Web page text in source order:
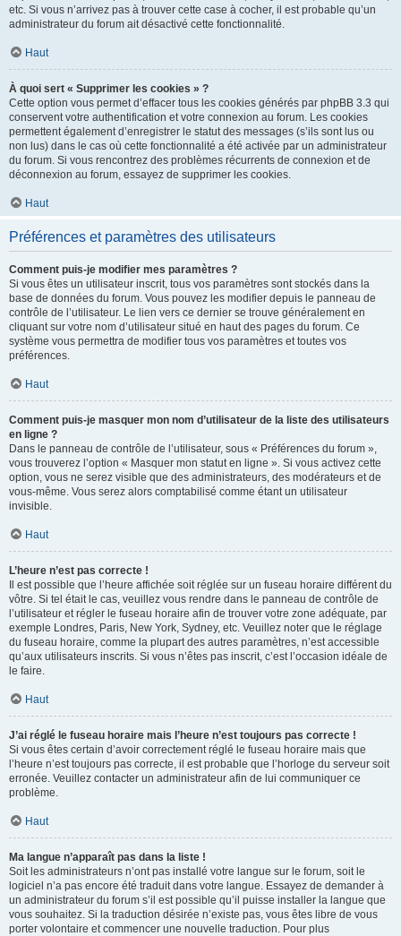
etc. Si vous n’arrivez pas à trouver cette case à cocher, il est probable qu’un
administrateur du forum ait désactivé cette fonctionnalité.
Haut
À quoi sert « Supprimer les cookies » ?
Cette option vous permet d’effacer tous les cookies générés par phpBB 3.3 qui
conservent votre authentification et votre connexion au forum. Les cookies
permettent également d’enregistrer le statut des messages (s’ils sont lus ou
non lus) dans le cas où cette fonctionnalité a été activée par un administrateur
du forum. Si vous rencontrez des problèmes récurrents de connexion et de
déconnexion au forum, essayez de supprimer les cookies.
Haut
Préférences et paramètres des utilisateurs
Comment puis-je modifier mes paramètres ?
Si vous êtes un utilisateur inscrit, tous vos paramètres sont stockés dans la
base de données du forum. Vous pouvez les modifier depuis le panneau de
contrôle de l’utilisateur. Le lien vers ce dernier se trouve généralement en
cliquant sur votre nom d’utilisateur situé en haut des pages du forum. Ce
système vous permettra de modifier tous vos paramètres et toutes vos
préférences.
Haut
Comment puis-je masquer mon nom d’utilisateur de la liste des utilisateurs
en ligne ?
Dans le panneau de contrôle de l’utilisateur, sous « Préférences du forum »,
vous trouverez l’option « Masquer mon statut en ligne ». Si vous activez cette
option, vous ne serez visible que des administrateurs, des modérateurs et de
vous-même. Vous serez alors comptabilisé comme étant un utilisateur
invisible.
Haut
L’heure n’est pas correcte !
Il est possible que l’heure affichée soit réglée sur un fuseau horaire différent du
vôtre. Si tel était le cas, veuillez vous rendre dans le panneau de contrôle de
l’utilisateur et régler le fuseau horaire afin de trouver votre zone adéquate, par
exemple Londres, Paris, New York, Sydney, etc. Veuillez noter que le réglage
du fuseau horaire, comme la plupart des autres paramètres, n’est accessible
qu’aux utilisateurs inscrits. Si vous n’êtes pas inscrit, c’est l’occasion idéale de
le faire.
Haut
J’ai réglé le fuseau horaire mais l’heure n’est toujours pas correcte !
Si vous êtes certain d’avoir correctement réglé le fuseau horaire mais que
l’heure n’est toujours pas correcte, il est probable que l’horloge du serveur soit
erronée. Veuillez contacter un administrateur afin de lui communiquer ce
problème.
Haut
Ma langue n’apparaît pas dans la liste !
Soit les administrateurs n’ont pas installé votre langue sur le forum, soit le
logiciel n’a pas encore été traduit dans votre langue. Essayez de demander à
un administrateur du forum s’il est possible qu’il puisse installer la langue que
vous souhaitez. Si la traduction désirée n’existe pas, vous êtes libre de vous
porter volontaire et commencer une nouvelle traduction. Pour plus